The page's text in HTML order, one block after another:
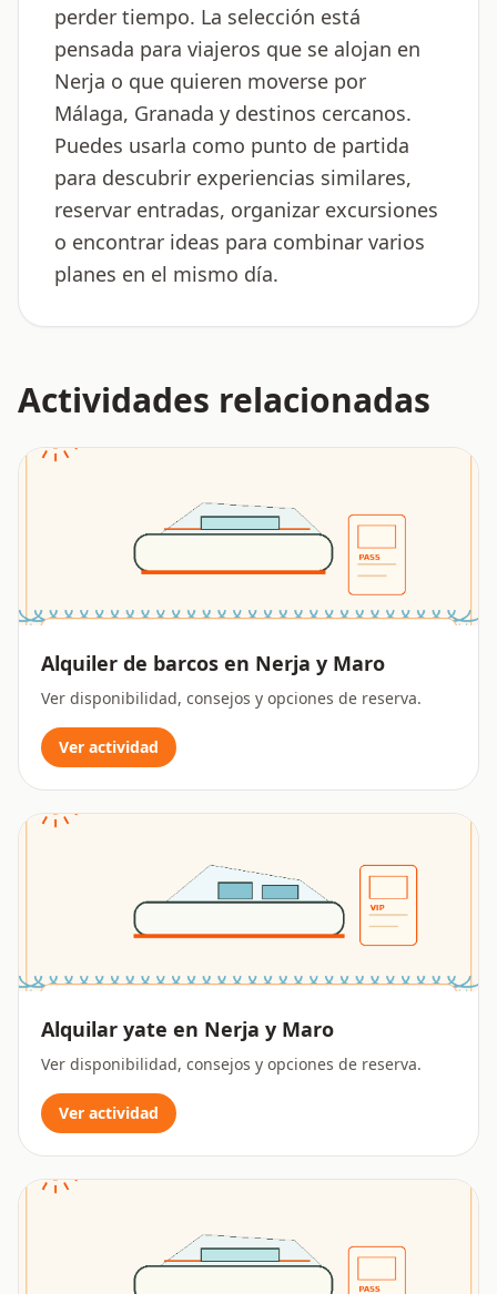
perder tiempo. La selección está
pensada para viajeros que se alojan en
Nerja o que quieren moverse por
Málaga, Granada y destinos cercanos.
Puedes usarla como punto de partida
para descubrir experiencias similares,
reservar entradas, organizar excursiones
o encontrar ideas para combinar varios
planes en el mismo día.
Actividades relacionadas
Alquiler de barcos en Nerja y Maro
Ver disponibilidad, consejos y opciones de reserva.
Ver actividad
Alquilar yate en Nerja y Maro
Ver disponibilidad, consejos y opciones de reserva.
Ver actividad